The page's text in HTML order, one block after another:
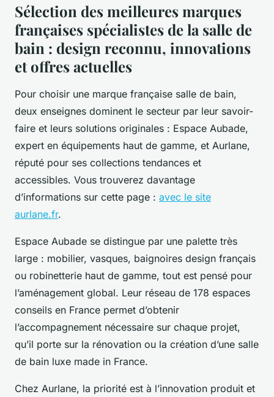
Sélection des meilleures marques
françaises spécialistes de la salle de
bain : design reconnu, innovations
et offres actuelles
Pour choisir une marque française salle de bain,
deux enseignes dominent le secteur par leur savoir-
faire et leurs solutions originales : Espace Aubade,
expert en équipements haut de gamme, et Aurlane,
réputé pour ses collections tendances et
accessibles. Vous trouverez davantage
d’informations sur cette page : avec le site
aurlane.fr.
Espace Aubade se distingue par une palette très
large : mobilier, vasques, baignoires design français
ou robinetterie haut de gamme, tout est pensé pour
l’aménagement global. Leur réseau de 178 espaces
conseils en France permet d’obtenir
l’accompagnement nécessaire sur chaque projet,
qu’il porte sur la rénovation ou la création d’une salle
de bain luxe made in France.
Chez Aurlane, la priorité est à l’innovation produit et